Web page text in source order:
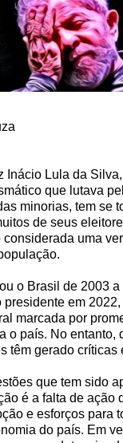
Inácio Lula da
que lutava
minorias, tem se
de seus
considerada uma
o Brasil de 2003
presidente em
marcada por
o país. No entanto,
têm gerado críticas
que tem sido
é a falta de ação
e esforços para
do país. Em